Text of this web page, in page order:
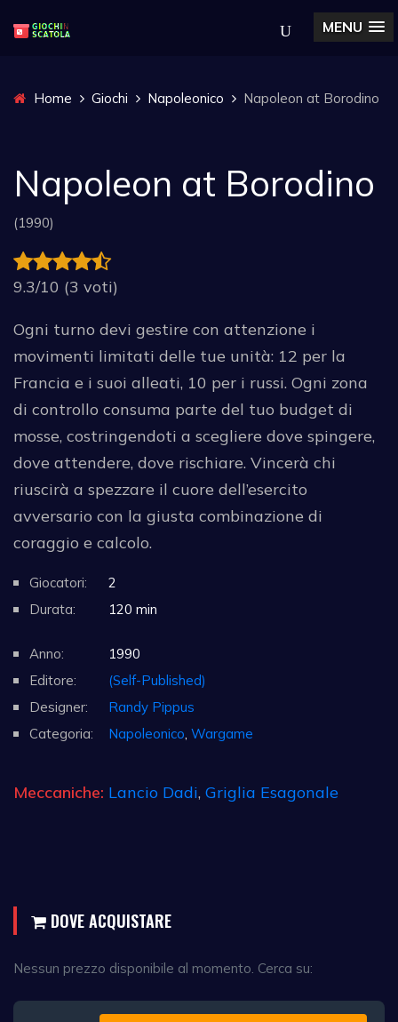
MENU
Home Giochi Napoleonico Napoleon at Borodino
Napoleon at Borodino
(1990)
9.3/10 (3 voti)
Ogni turno devi gestire con attenzione i
movimenti limitati delle tue unità: 12 per la
Francia e i suoi alleati, 10 per i russi. Ogni zona
di controllo consuma parte del tuo budget di
mosse, costringendoti a scegliere dove spingere,
dove attendere, dove rischiare. Vincerà chi
riuscirà a spezzare il cuore dell’esercito
avversario con la giusta combinazione di
coraggio e calcolo.
Giocatori:
2
Durata:
120 min
Anno:
1990
Editore:
(Self-Published)
Designer:
Randy Pippus
Categoria:
Napoleonico Wargame
Meccaniche: Lancio Dadi, Griglia Esagonale
DOVE ACQUISTARE
Nessun prezzo disponibile al momento. Cerca su: